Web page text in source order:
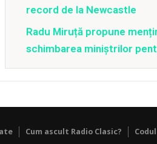
record de la Newcastle
Radu Miruță propune
schimbarea miniștrilor
Cum ascult Radio Clasic?